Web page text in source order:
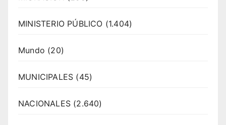
MINISTERIO PÚBLICO (1.404)
Mundo (20)
MUNICIPALES (45)
NACIONALES (2.640)